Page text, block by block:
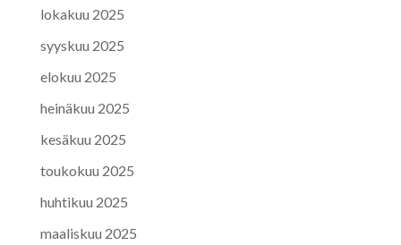
lokakuu 2025
syyskuu 2025
elokuu 2025
heinäkuu 2025
kesäkuu 2025
toukokuu 2025
huhtikuu 2025
maaliskuu 2025